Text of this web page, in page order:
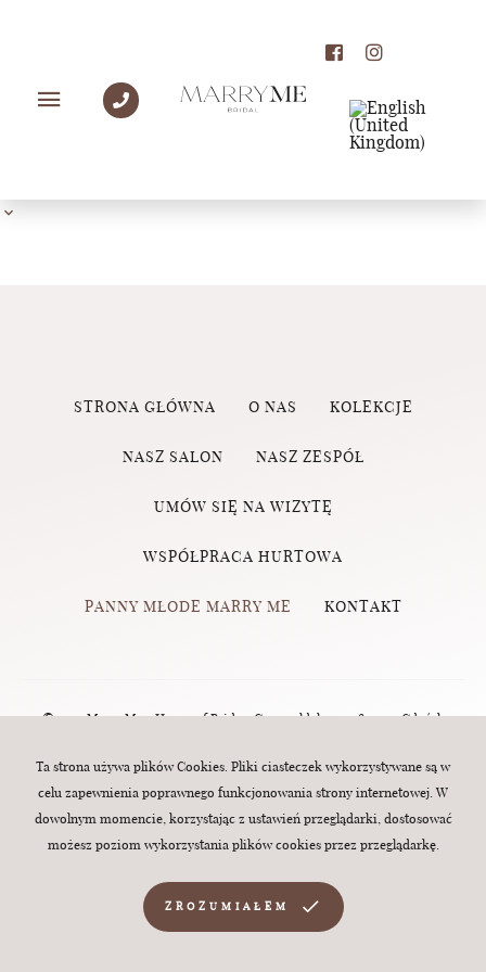
PANNY MŁODE MARRY
STRONA GŁÓWNA O NAS KOLEKCJE
NASZ SALON NASZ ZESPÓŁ
UMÓW SIĘ NA WIZYTĘ
WSPÓŁPRACA HURTOWA
PANNY MŁODE MARRY ME KONTAKT
© 2023 Marry Me - House of Brides, Grunwaldzka 124, 80-244 Gdańsk
570 760 320 | e-mail: biuro@marry-me.com.pl
reserved. Webdesign:MINT
Ta strona używa plików Cookies. Pliki ciasteczek wykorzystywane są w
celu zapewnienia poprawnego funkcjonowania strony internetowej. W
dowolnym momencie, korzystając z ustawień przeglądarki, dostosować
możesz poziom wykorzystania plików cookies przez przeglądarkę.
ZROZUMIAŁEM